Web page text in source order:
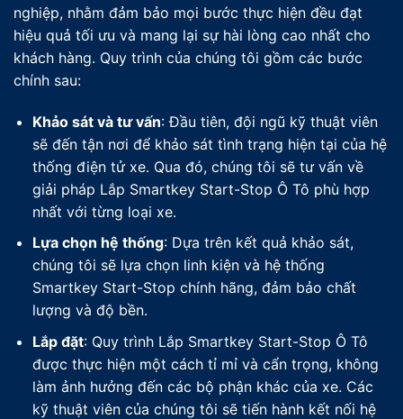
nghiệp, nhằm đảm bảo mọi bước thực hiện đều đạt
hiệu quả tối ưu và mang lại sự hài lòng cao nhất cho
khách hàng. Quy trình của chúng tôi gồm các bước
chính sau:
Khảo sát và tư vấn: Đầu tiên, đội ngũ kỹ thuật viên
sẽ đến tận nơi để khảo sát tình trạng hiện tại của hệ
thống điện tử xe. Qua đó, chúng tôi sẽ tư vấn về
giải pháp Lắp Smartkey Start-Stop Ô Tô phù hợp
nhất với từng loại xe.
Lựa chọn hệ thống: Dựa trên kết quả khảo sát,
chúng tôi sẽ lựa chọn linh kiện và hệ thống
Smartkey Start-Stop chính hãng, đảm bảo chất
lượng và độ bền.
Lắp đặt: Quy trình Lắp Smartkey Start-Stop Ô Tô
được thực hiện một cách tỉ mỉ và cẩn trọng, không
làm ảnh hưởng đến các bộ phận khác của xe. Các
kỹ thuật viên của chúng tôi sẽ tiến hành kết nối hệ